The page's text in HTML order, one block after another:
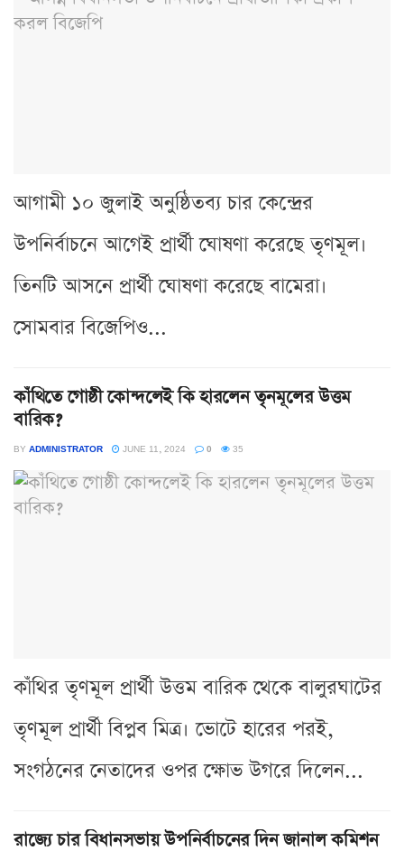
আগামী ১০ জুলাই অনুষ্ঠিতব্য চার কেন্দ্রের
উপনির্বাচনে আগেই প্রার্থী ঘোষণা করেছে তৃণমূল।
তিনটি আসনে প্রার্থী ঘোষণা করেছে বামেরা।
সোমবার বিজেপিও...
কাঁথিতে গোষ্ঠী কোন্দলেই কি হারলেন তৃনমূলের উত্তম
বারিক?
BY ADMINISTRATOR JUNE 11, 2024 0 35
কাঁথির তৃণমূল প্রার্থী উত্তম বারিক থেকে বালুরঘাটের
তৃণমূল প্রার্থী বিপ্লব মিত্র। ভোটে হারের পরই,
সংগঠনের নেতাদের ওপর ক্ষোভ উগরে দিলেন...
রাজ্যে চার বিধানসভায় উপনির্বাচনের দিন জানাল কমিশন